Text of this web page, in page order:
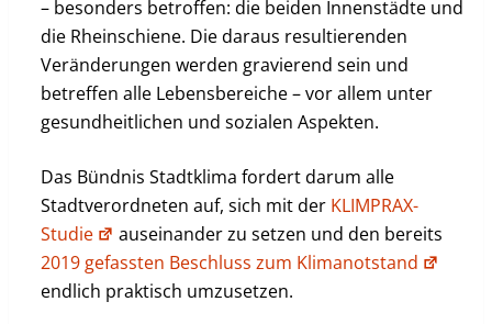
– besonders betroffen: die beiden Innenstädte und
die Rheinschiene. Die daraus resultierenden
Veränderungen werden gravierend sein und
betreffen alle Lebensbereiche – vor allem unter
gesundheitlichen und sozialen Aspekten.
Das Bündnis Stadtklima fordert darum alle
Stadtverordneten auf, sich mit der KLIMPRAX-
Studie
auseinander zu setzen und den bereits
2019 gefassten Beschluss zum Klimanotstand
endlich praktisch umzusetzen.